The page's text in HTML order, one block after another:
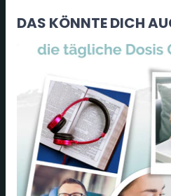
DAS KÖNNTE DICH